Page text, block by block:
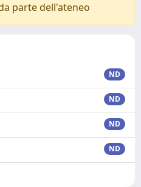
parte dell'ateneo
ND
ND
ND
ND